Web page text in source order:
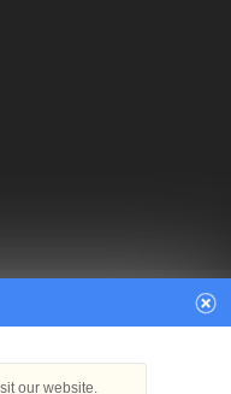
Persian
our website.